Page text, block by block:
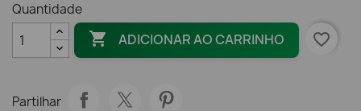
Quantidade
 ADICIONAR AO CARRINHO favorite_border
Partilhar